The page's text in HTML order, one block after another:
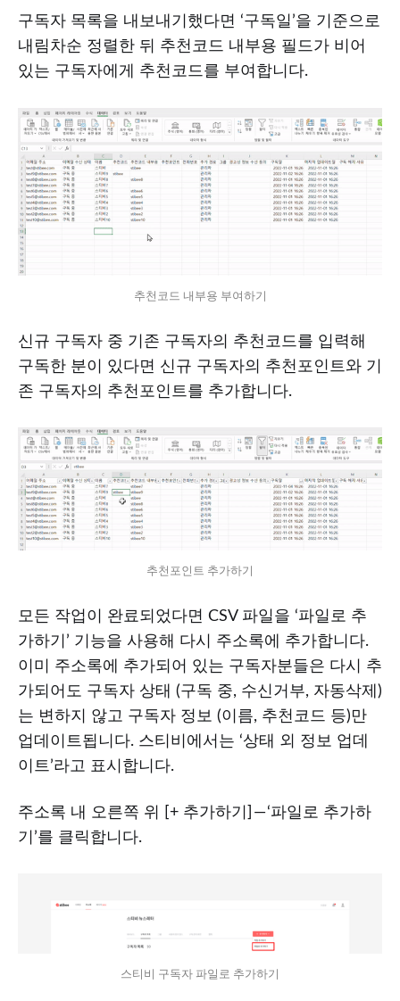
구독자 목록을 내보내기했다면 ‘구독일’을 기준으로
내림차순 정렬한 뒤 추천코드 내부용 필드가 비어
있는 구독자에게 추천코드를 부여합니다.
추천코드 내부용 부여하기
신규 구독자 중 기존 구독자의 추천코드를 입력해
구독한 분이 있다면 신규 구독자의 추천포인트와 기
존 구독자의 추천포인트를 추가합니다.
추천포인트 추가하기
모든 작업이 완료되었다면 CSV 파일을 ‘파일로 추
가하기’ 기능을 사용해 다시 주소록에 추가합니다.
이미 주소록에 추가되어 있는 구독자분들은 다시 추
가되어도 구독자 상태 (구독 중, 수신거부, 자동삭제)
는 변하지 않고 구독자 정보 (이름, 추천코드 등)만
업데이트됩니다. 스티비에서는 ‘상태 외 정보 업데
이트’라고 표시합니다.
주소록 내 오른쪽 위 [+ 추가하기] — ‘파일로 추가하
기’를 클릭합니다.
스티비 구독자 파일로 추가하기